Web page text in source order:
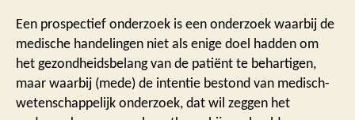
Een prospectief onderzoek is een onderzoek waarbij de
medische handelingen niet als enige doel hadden om
het gezondheidsbelang van de patiënt te behartigen,
maar waarbij (mede) de intentie bestond van medisch-
wetenschappelijk onderzoek, dat wil zeggen het